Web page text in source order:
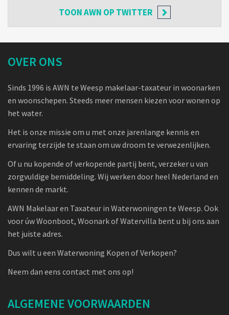
TOONAWN OP TWITTER
OVER ONS
Sinds 1996 is AWN te Weesp makelaar-taxateur in woonarken
en woonschepen. Steeds meer mensen kiezen voor wonen op
het water.
Het is onze missie om u met onze jarenlange kennis en
ervaring terzijde te staan om uw droom te verwezenlijken.
Of u nu kopende of verkopende partij bent, verzeker u van
zorgvuldige bemiddeling. Wij werken door heel Nederland en
kennen de markt.
AWN Makelaar en Taxateur in Waterwoningen te Weesp. Ook
voor úw Woonboot, Woonark of Watervilla bent u bij ons aan
het juiste adres.
Dus wilt u een Waterwoning Kopen of Verkopen?
Neem dan eens contact met ons op!
ALGEMENE VOORWAARDEN